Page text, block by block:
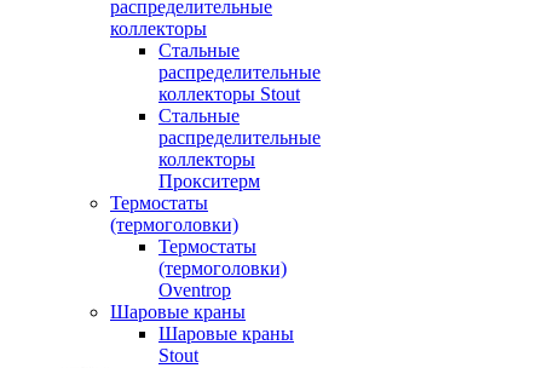
распределительные
коллекторы
Стальные
распределительные
коллекторы Stout
Стальные
распределительные
коллекторы
Прокситерм
Термостаты
(термоголовки)
Термостаты
(термоголовки)
Oventrop
Шаровые краны
Шаровые краны
Stout